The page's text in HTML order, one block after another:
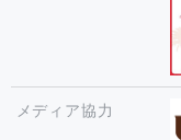
メディア協力